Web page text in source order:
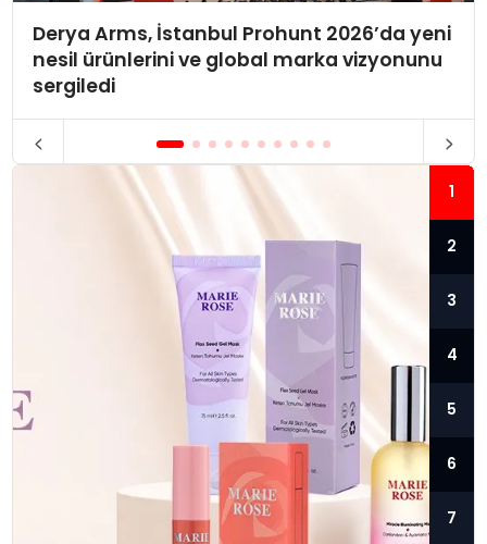
Derya Arms, İstanbul Prohunt 2026’da yeni
nesil ürünlerini ve global marka vizyonunu
sergiledi
1
2
3
4
5
6
7